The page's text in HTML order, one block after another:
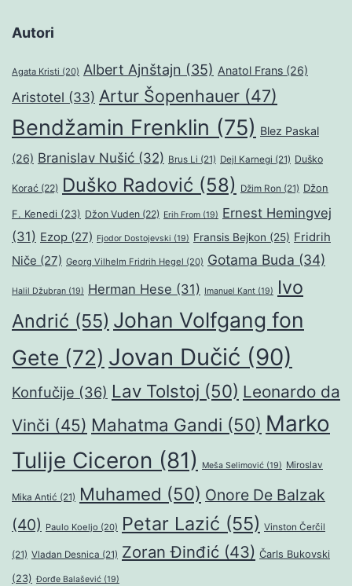
Autori
Agata Kristi (20) Albert Ajnštajn (35) Anatol Frans (26)
Aristotel (33) Artur Šopenhauer (47)
Bendžamin Frenklin (75) Blez Paskal
(26) Branislav Nušić (32) Brus Li (21) Dejl Karnegi (21) Duško
Korać (22) Duško Radović (58) Džim Ron (21) Džon
F. Kenedi (23) Džon Vuden (22) Erih From (19) Ernest Hemingvej
(31) Ezop (27) Fjodor Dostojevski (19) Fransis Bejkon (25) Fridrih
Niče (27) Georg Vilhelm Fridrih Hegel (20) Gotama Buda (34)
Halil Džubran (19) Herman Hese (31) Imanuel Kant (19)
Ivo
Andrić (55) Johan Volfgang fon
Gete (72) Jovan Dučić (90)
Konfučije (36) Lav Tolstoj (50) Leonardo da
Vinči (45) Mahatma Gandi (50) Marko
Tulije Ciceron (81) Meša Selimović (19) Miroslav
Mika Antić (21) Muhamed (50) Onore De Balzak
(40) Paulo Koeljo (20) Petar Lazić (55) Vinston Čerčil
(21) Vladan Desnica (21) Zoran Đinđić (43) Čarls Bukovski
(23) Đorđe Balašević (19)